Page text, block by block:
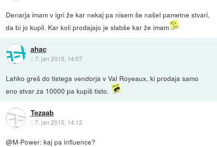
Denarja imam v igri že kar nekaj pa nisem še našel pametne stvari,
da bi jo kupil. Kar koli prodajajo je slabše kar že imam
ahac
::7. jan 2015, 14:07
Lahko greš do tistega vendorja v Val Royeaux, ki prodaja samo
eno stvar za 10000 pa kupiš tisto.
Tezaab
::7. jan 2015, 14:12
@M-Power: kaj pa influence?